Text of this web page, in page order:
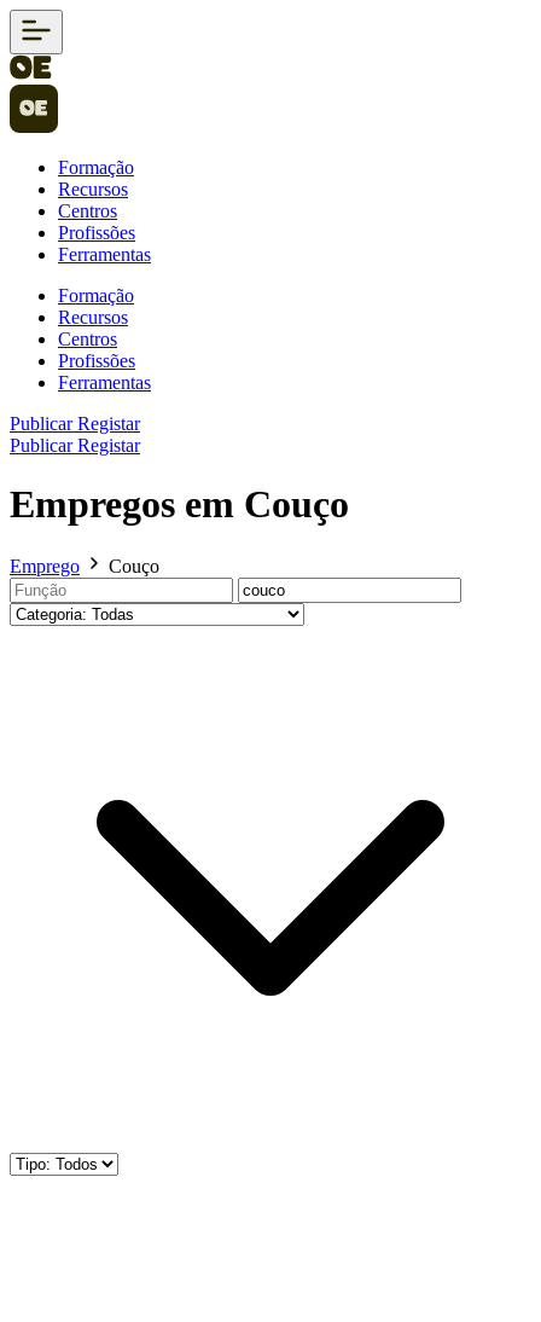
Formação
Recursos
Centros
Profissões
Ferramentas
Formação
Recursos
Centros
Profissões
Ferramentas
PublicarRegistar
PublicarRegistar
Empregos em Couço
Emprego Couço